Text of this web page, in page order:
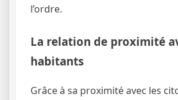
l’ordre.
La relation de proximité
habitants
Grâce à sa proximité avec les